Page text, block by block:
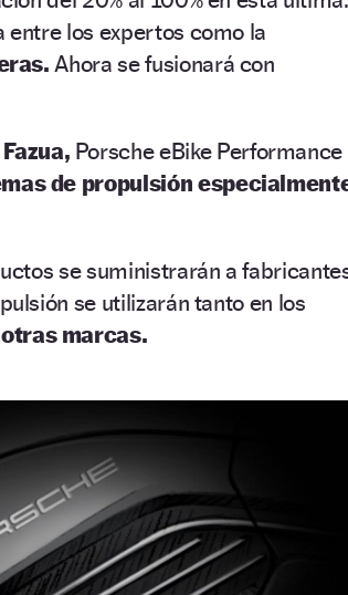
entre los expertos como la
Ahora se fusionará con
Fazua, Porsche eBike Performance
de propulsión
se suministrarán a
se utilizarán tanto en los
marcas.